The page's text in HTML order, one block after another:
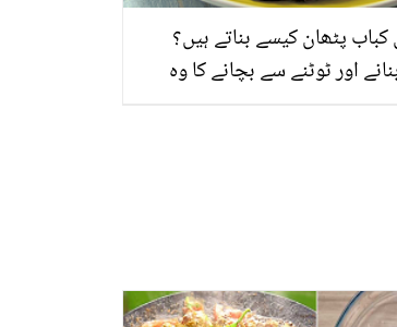
پٹھان کیسے بناتے ہیں؟
اور ٹوٹنے سے بچانے کا وہ